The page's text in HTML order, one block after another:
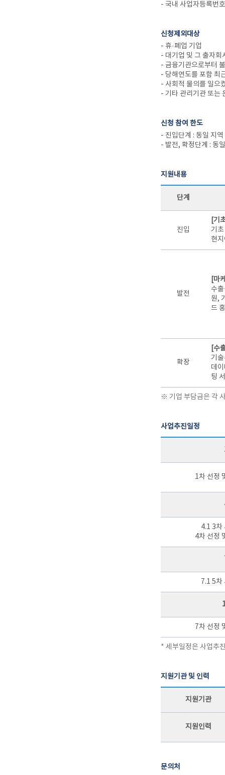
- 국내 사업자등록번
신청제외대상
- 휴·폐업 기업
- 대기업 및 그 출자
- 금융기관으로부터
- 당해연도를 포함 최
- 사회적 물의를 일으
- 기타 관리기관 또는
신청 참여 한도
- 진입단계 : 동일 지
- 발전, 확정단계 : 동
지원내용
단계
진입
[기
기
현
발전
[마
수
원,
드
확장
[수
기
데
팅
※ 기업 부담금은 각
사업추진일정
1차 선정
4.1 3차
4차 선정
7.1 5차
7차 선정
* 세부일정은 사업추
지원기관 및 인력
지원기관
지원인력
문의처